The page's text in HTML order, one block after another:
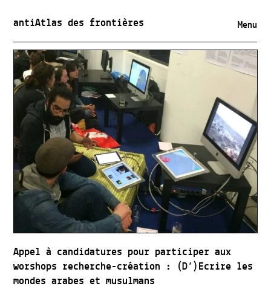
antiAtlas des frontières Menu
Appel à candidatures pour participer aux
worshops recherche-création : (D’)Ecrire les
mondes arabes et musulmans